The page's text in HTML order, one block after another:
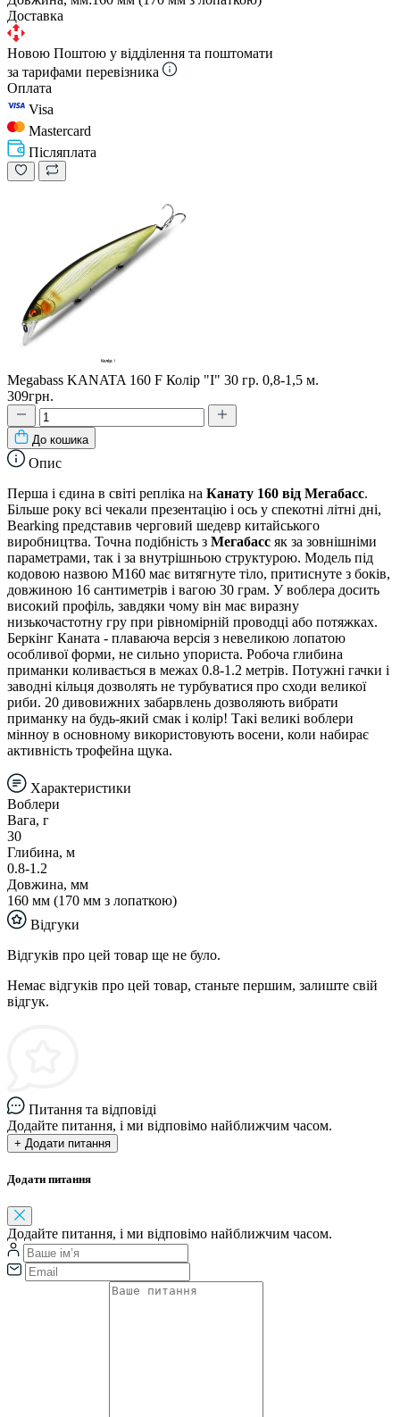
Доставка
Новою Поштою у відділення та поштомати
за тарифами перевізника
Оплата
Visa
Mastercard
Післяплата
Megabass KANATA 160 F Колір "I" 30 гр. 0,8-1,5 м.
309грн.
До кошика
Опис
Перша і єдина в світі репліка на Канату 160 від Мегабасс.
Більше року всі чекали презентацію і ось у спекотні літні дні,
Bearking представив черговий шедевр китайського
виробництва. Точна подібність з Мегабасс як за зовнішніми
параметрами, так і за внутрішньою структурою. Модель під
кодовою назвою M160 має витягнуте тіло, притиснуте з боків,
довжиною 16 сантиметрів і вагою 30 грам. У воблера досить
високий профіль, завдяки чому він має виразну
низькочастотну гру при рівномірній проводці або потяжках.
Беркінг Каната - плаваюча версія з невеликою лопатою
особливої форми, не сильно упориста. Робоча глибина
приманки коливається в межах 0.8-1.2 метрів. Потужні гачки і
заводні кільця дозволять не турбуватися про сходи великої
риби. 20 дивовижних забарвлень дозволяють вибрати
приманку на будь-який смак і колір! Такі великі воблери
мінноу в основному використовують восени, коли набирає
активність трофейна щука.
Характеристики
Воблери
Вага, г
30
Глибина, м
0.8-1.2
Довжина, мм
160 мм (170 мм з лопаткою)
Відгуки
Відгуків про цей товар ще не було.
Немає відгуків про цей товар, станьте першим, залиште свій
відгук.
Питання та відповіді
Додайте питання, і ми відповімо найближчим часом.
+ Додати питання
Додати питання
Додайте питання, і ми відповімо найближчим часом.